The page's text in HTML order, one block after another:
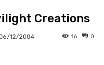
Creations
12/2004 0
16